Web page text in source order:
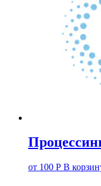
от 100 Р В